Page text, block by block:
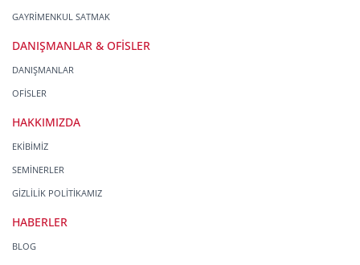
GAYRİMENKUL SATMAK
DANIŞMANLAR & OFİSLER
DANIŞMANLAR
OFİSLER
HAKKIMIZDA
EKİBİMİZ
SEMİNERLER
GİZLİLİK POLİTİKAMIZ
HABERLER
BLOG